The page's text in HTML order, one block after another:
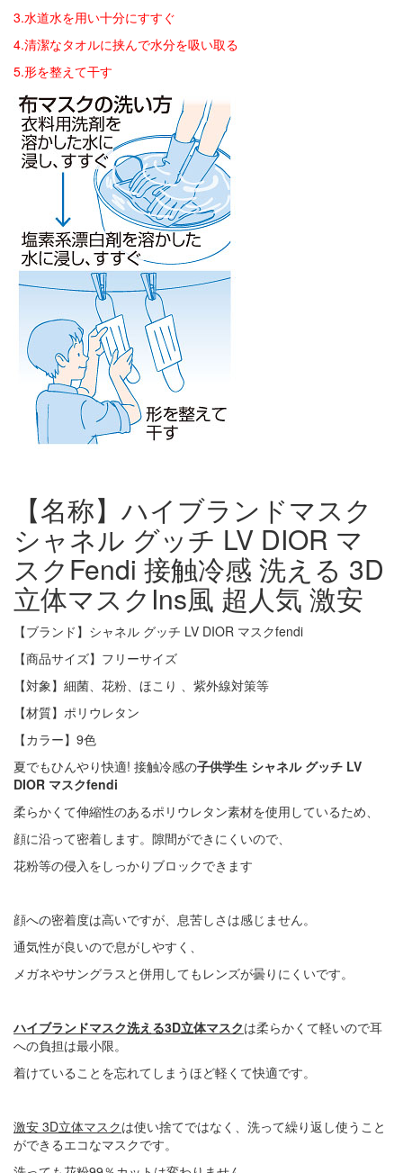
3.水道水を用い十分にすすぐ
4.清潔なタオルに挟んで水分を吸い取る
5.形を整えて干す
【名称】ハイブランドマスク
シャネル グッチ LV DIOR マ
スクFendi 接触冷感 洗える 3D
立体マスクIns風 超人気 激安
【ブランド】シャネル グッチ LV DIOR マスクfendi
【商品サイズ】フリーサイズ
【対象】細菌、花粉、ほこり 、紫外線対策等
【材質】ポリウレタン
【カラー】9色
夏でもひんやり快適! 接触冷感の子供学生 シャネル グッチ LV
DIOR マスクfendi
柔らかくて伸縮性のあるポリウレタン素材を使用しているため、
顔に沿って密着します。隙間ができにくいので、
花粉等の侵入をしっかりブロックできます
顔への密着度は高いですが、息苦しさは感じません。
通気性が良いので息がしやすく、
メガネやサングラスと併用してもレンズが曇りにくいです。
ハイブランドマスク洗える3D立体マスクは柔らかくて軽いので耳
への負担は最小限。
着けていることを忘れてしまうほど軽くて快適です。
激安 3D立体マスクは使い捨てではなく、洗って繰り返し使うこと
ができるエコなマスクです。